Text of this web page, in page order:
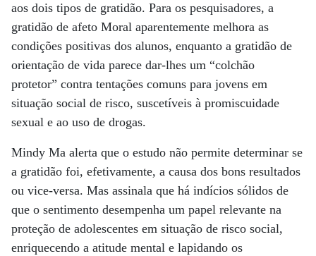
aos dois tipos de gratidão. Para os pesquisadores, a
gratidão de afeto Moral aparentemente melhora as
condições positivas dos alunos, enquanto a gratidão de
orientação de vida parece dar-lhes um “colchão
protetor” contra tentações comuns para jovens em
situação social de risco, suscetíveis à promiscuidade
sexual e ao uso de drogas.
Mindy Ma alerta que o estudo não permite determinar se
a gratidão foi, efetivamente, a causa dos bons resultados
ou vice-versa. Mas assinala que há indícios sólidos de
que o sentimento desempenha um papel relevante na
proteção de adolescentes em situação de risco social,
enriquecendo a atitude mental e lapidando os